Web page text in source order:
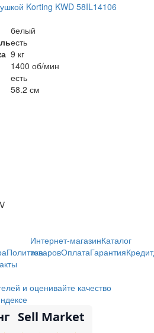
Korting KWD 58IL14106
белый
есть
9 кг
1400 об/мин
есть
58.2 см
Политика
Интернет-магазинКаталог
товаровОплатаГарантияКредит
Sell Market